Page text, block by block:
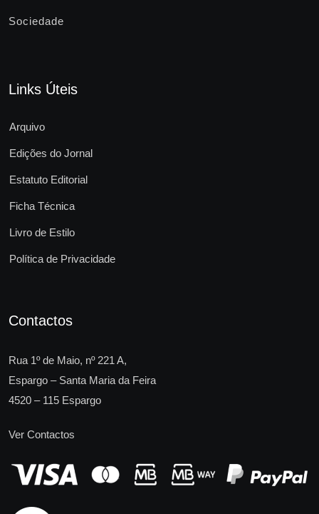
Sociedade
Links Úteis
Arquivo
Edições do Jornal
Estatuto Editorial
Ficha Técnica
Livro de Estilo
Política de Privacidade
Contactos
Rua 1º de Maio, nº 221 A,
Espargo – Santa Maria da Feira
4520 – 115 Espargo
Ver Contactos